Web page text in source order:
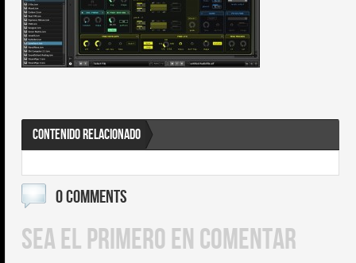
CONTENIDO RELACIONADO
0 COMMENTS
SEA EL PRIMERO EN COMENTAR